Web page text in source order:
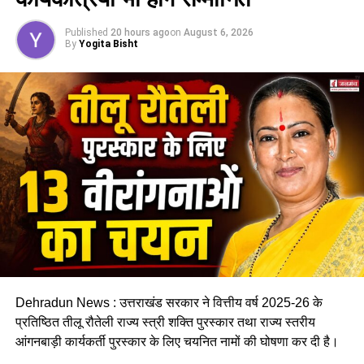
इसी समस्या को ध्यान में रखते हुए विभाग अब ऐसा इंफ्रास्ट्रक्चर तैयार
करने की दिशा में काम कर रहा है, जहां रहने वाले लोगों को संस्थागत माहौल
के बजाय परिवार जैसा वातावरण मिल सके।
16 घरों में मिलेगा परिवार जैसा माहौल
प्रस्तावित आलंबन गांव में कॉटेज और छोटे घर विकसित किए जाएंगे। यहां
एक परिवार की तर्ज पर लोगों को रखा जाएगा। योजना के मुताबिक, एक
यूनिट में करीब दो महिलाएं, चार बच्चे और एक किशोरी को शामिल किया
जाएगा। इस तरह उन्हें एक परिवार की तरह साथ रहने का अवसर मिलेगा।
हर यूनिट में अलग किचन जैसी सुविधाएं भी होंगी, ताकि वहां रहने वाली
महिलाओं और बच्चों को रोजमर्रा के जीवन में ज्यादा स्वतंत्रता और जिम्मेदारी
का अनुभव हो सके। प्रस्तावित परिसर में कुल 16 घर विकसित किए
जाएंगे, जिनमें करीब 88 लोगों के रहने की व्यवस्था होगी।
Published 20 hours agoon August 6, 2026
By Yogita Bisht
Dehradun News : उत्तराखंड सरकार ने वित्तीय वर्ष 2025-26 के
प्रतिष्ठित तीलू रौतेली राज्य स्त्री शक्ति पुरस्कार तथा राज्य स्तरीय
आंगनबाड़ी कार्यकर्ती पुरस्कार के लिए चयनित नामों की घोषणा कर दी है।